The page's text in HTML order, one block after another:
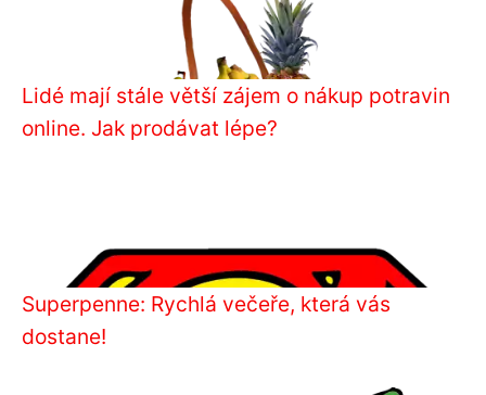
Lidé mají stále větší zájem o nákup potravin
online. Jak prodávat lépe?
Superpenne: Rychlá večeře, která vás
dostane!